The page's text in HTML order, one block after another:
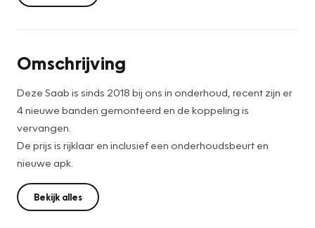
Omschrijving
Deze Saab is sinds 2018 bij ons in onderhoud, recent zijn er
4 nieuwe banden gemonteerd en de koppeling is
vervangen.
De prijs is rijklaar en inclusief een onderhoudsbeurt en
nieuwe apk.
Bekijk alles